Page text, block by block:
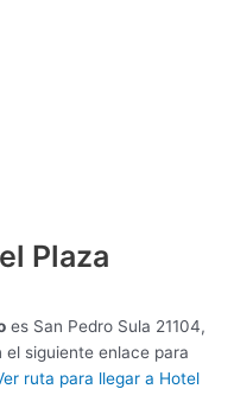
Plaza
es San Pedro Sula 21104,
siguiente enlace para
ruta para llegar a Hotel